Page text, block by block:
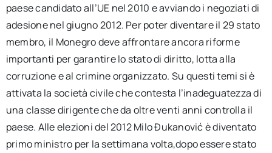
paese candidato all’UE nel 2010 e avviando i negoziati di
adesione nel giugno 2012. Per poter diventare il 29 stato
membro, il Monegro deve affrontare ancora riforme
importanti per garantire lo stato di diritto, lotta alla
corruzione e al crimine organizzato. Su questi temi si è
attivata la società civile che contesta l’inadeguatezza di
una classe dirigente che da oltre venti anni controlla il
paese. Alle elezioni del 2012 Milo Đukanović è diventato
primo ministro per la settimana volta,dopo essere stato